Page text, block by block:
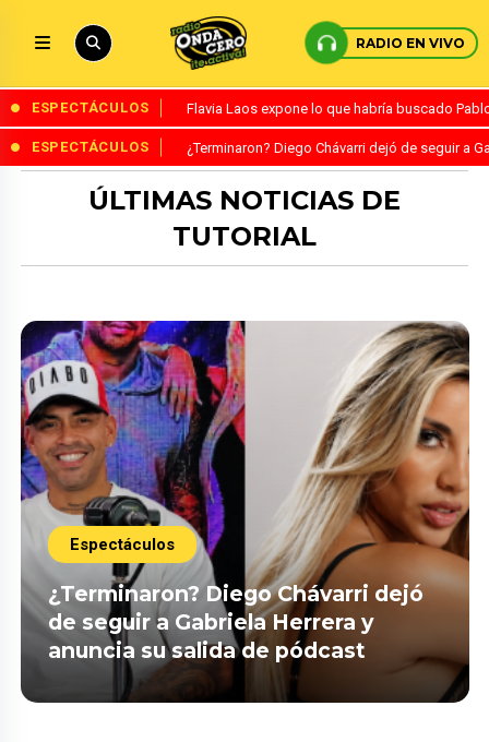
RADIO EN VIVO
ESPECTÁCULOS Flavia Laos expone lo que habría buscado
ESPECTÁCULOS ¿Terminaron? Diego Chávarri dejó de seguir a
ÚLTIMAS NOTICIAS DE
TUTORIAL
Espectáculos
¿Terminaron? Diego Chávarri dejó
de seguir a Gabriela Herrera y
anuncia su salida de pódcast